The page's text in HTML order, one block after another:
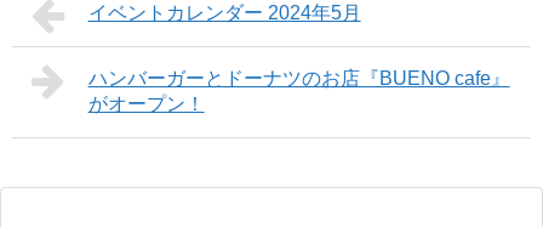
イベントカレンダー 2024年5月
ハンバーガーとドーナツのお店『BUENO cafe』
がオープン！